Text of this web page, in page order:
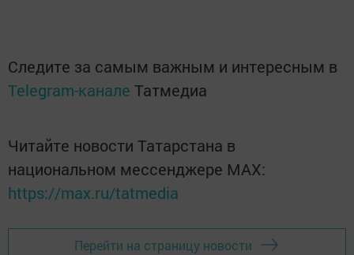
Следите за самым важным и интересным в
Telegram-канале Татмедиа
Читайте новости Татарстана в
национальном мессенджере MАХ:
https://max.ru/tatmedia
Перейти на страницу новости